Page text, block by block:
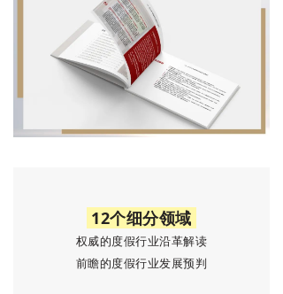
12个细分领域
权威的度假行业沿革解读
前瞻的度假行业发展预判